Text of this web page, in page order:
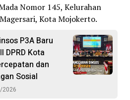
Nomor 145, Kelurahan
Kota Mojokerto.
P3A Baru
DPRD Kota
dan
Sosial
2026